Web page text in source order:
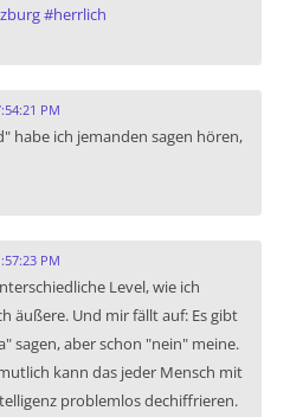
#herrlich
PM
habe ich jemanden sagen hören,
PM
Level, wie ich
äußere. Und mir fällt auf: Es gibt
sagen, aber schon "nein" meine.
kann das jeder Mensch mit
problemlos dechiffrieren.